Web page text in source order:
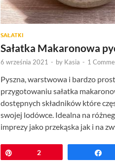
SAŁATKI
Sałatka Makaronowa
6 września 2021 - by Kasia - 1
Pyszna, warstwowa i bardzo
przygotowaniu sałatka
dostępnych składników które
swojej lodówce. Idealna na
imprezy jako przekąska jak i na
Przypnij
2